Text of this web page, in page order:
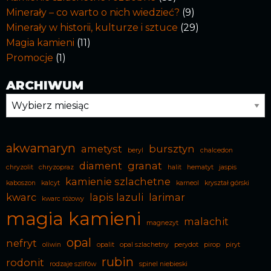
Minerały – co warto o nich wiedzieć? (9)
Minerały w historii, kulturze i sztuce (29)
Magia kamieni (11)
Promocje (1)
ARCHIWUM
Archiwum
akwamaryn ametyst beryl bursztyn chalcedon
chryzolit chryzopraz diament granat halit hematyt
jaspis
kaboszon
kalcyt kamienie szlachetne karneol kryształ górski
kwarc kwarc różowy lapis lazuli larimar
magia kamieni magnezyt
malachit
nefryt
oliwin opal opalit opal szlachetny perydot pirop piryt
rodonit rodzaje szlifów rubin spinel niebieski